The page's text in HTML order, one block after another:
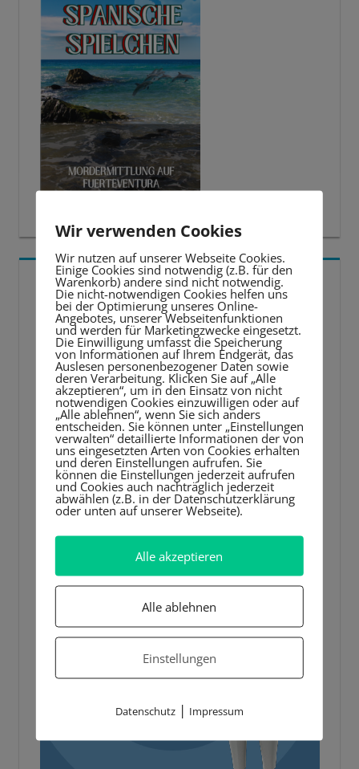
5 BESTE LERNTIPPS
Video-
Player
Wir verwenden Cookies
Wir nutzen auf unserer Webseite Cookies.
Einige Cookies sind notwendig (z.B. für den
Warenkorb) andere sind nicht notwendig.
Die nicht-notwendigen Cookies helfen uns
bei der Optimierung unseres Online-
Angebotes, unserer Webseitenfunktionen
und werden für Marketingzwecke eingesetzt.
Die Einwilligung umfasst die Speicherung
von Informationen auf Ihrem Endgerät, das
Auslesen personenbezogener Daten sowie
deren Verarbeitung. Klicken Sie auf „Alle
akzeptieren“, um in den Einsatz von nicht
notwendigen Cookies einzuwilligen oder auf
„Alle ablehnen“, wenn Sie sich anders
entscheiden. Sie können unter „Einstellungen
verwalten“ detaillierte Informationen der von
uns eingesetzten Arten von Cookies erhalten
und deren Einstellungen aufrufen. Sie
können die Einstellungen jederzeit aufrufen
und Cookies auch nachträglich jederzeit
abwählen (z.B. in der Datenschutzerklärung
oder unten auf unserer Webseite).
Alle akzeptieren
Alle ablehnen
Einstellungen
Datenschutz| Impressum